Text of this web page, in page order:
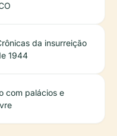
da insurreição
1944
com palácios e